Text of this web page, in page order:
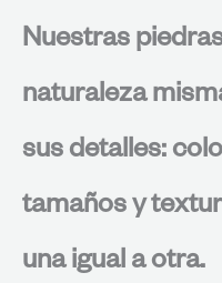
Nuestras
naturaleza
sus detalles:
tamaños y
una igual a otra.